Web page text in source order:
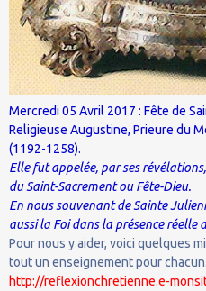
Mercredi 05 Avril 2017 : Fête de
Religieuse Augustine, Prieure du
(1192-1258).
Elle fut appelée, par ses
du Saint-Sacrement ou Fête-Dieu.
En nous souvenant de Sainte
aussi la Foi dans la présence réelle
Pour nous y aider, voici quelques
tout un enseignement pour chacun.
http://reflexionchretienne.e-